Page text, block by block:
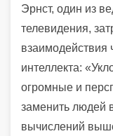
Эрнст, один из
телевидения,
взаимодействия
интеллекта:
огромные и
заменить людей
вычислений